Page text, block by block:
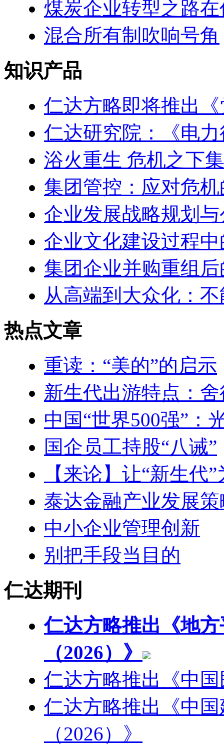
煤炭企业转型之路
混合所有制吹响号角
知识产品
仁达方略即将推出
仁达研究院：《电
浴火重生 危机之下
集团管控：应对危
企业发展战略规划
企业文化建设过程
集团企业并购重组
从高端到大众化：
热点文章
重读：“美的”的启示
新生代出游特点：
中国“世界500强”：
国企员工持股“八诫”
【来论】让“新生代
泰达金融产业发展
中小企业管理创新
别把手段当目的
仁达期刊
仁达方略推出《地
（2026）》
仁达方略推出《中
仁达方略推出《中
（2026）》